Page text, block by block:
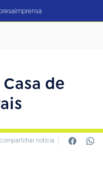
imprensa
de
compartilhar notícia